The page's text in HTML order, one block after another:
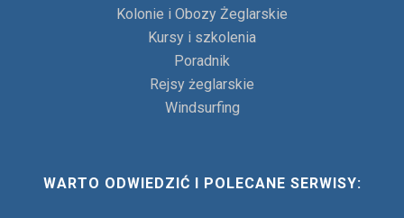
Kolonie i Obozy Żeglarskie
Kursy i szkolenia
Poradnik
Rejsy żeglarskie
Windsurfing
WARTO ODWIEDZIĆ I POLECANE SERWISY: